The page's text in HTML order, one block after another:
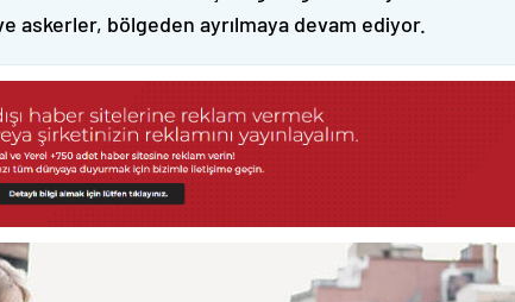
askerler, bölgeden ayrılmaya devam ediyor.